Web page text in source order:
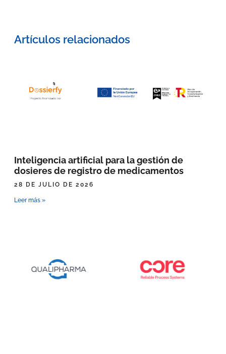
Artículos relacionados
Inteligencia artificial para la gestión de
dosieres de registro de medicamentos
28 DE JULIO DE 2026
Leer más »